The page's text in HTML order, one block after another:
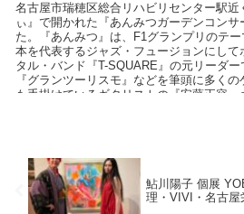
名古屋市瑞穂区総合リハビリセンター駅近
ぃ』で開かれた『あんみつガーデンコン
た。『あんみつ』は、F1グランプリのテ
本を代表するジャズ・フュージョンにし
タル・バンド『T-SQUARE』の元リーダ
『グランツーリスモ』などを筆頭に多く
も手掛けているギタリストの『安藤正容』
鮎川陽子 個展
理・VIVI・名古屋